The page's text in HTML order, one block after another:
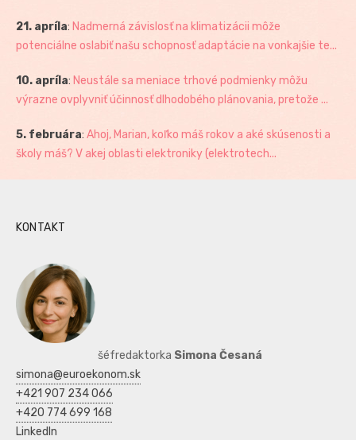
21. apríla: Nadmerná závislosť na klimatizácii môže
potenciálne oslabiť našu schopnosť adaptácie na vonkajšie te...
10. apríla: Neustále sa meniace trhové podmienky môžu
výrazne ovplyvniť účinnosť dlhodobého plánovania, pretože ...
5. februára: Ahoj, Marian, koľko máš rokov a aké skúsenosti a
školy máš? V akej oblasti elektroniky (elektrotech...
KONTAKT
šéfredaktorka Simona Česaná
simona@euroekonom.sk
+421 907 234 066
+420 774 699 168
LinkedIn